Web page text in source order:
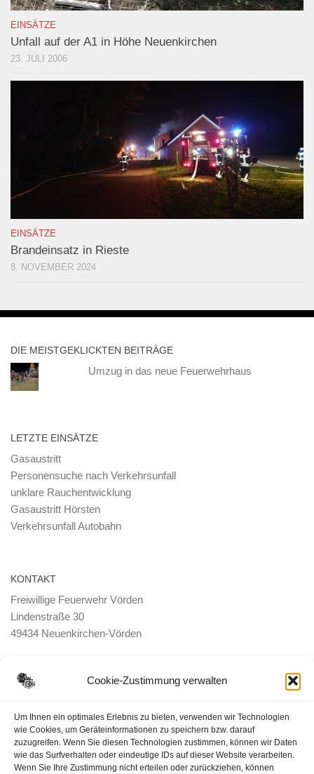
Cookie-Zustimmung verwalten
Um Ihnen ein optimales Erlebnis zu bieten, verwenden wir Technologien
wie Cookies, um Geräteinformationen zu speichern bzw. darauf
zuzugreifen. Wenn Sie diesen Technologien zustimmen, können wir Daten
wie das Surfverhalten oder eindeutige IDs auf dieser Website verarbeiten.
Wenn Sie Ihre Zustimmung nicht erteilen oder zurückziehen, können
EINSÄTZE
Unfall auf der A1 in Höhe Neuenkirchen
23. JULI 2006
EINSÄTZE
Brandeinsatz in Rieste
8. NOVEMBER 2024
DIE MEISTGEKLICKTEN BEITRÄGE
Umzug in das neue Feuerwehrhaus
LETZTE EINSÄTZE
Gasaustritt
Personensuche nach Verkehrsunfall
unklare Rauchentwicklung
Gasaustritt Hörsten
Verkehrsunfall Autobahn
KONTAKT
Freiwillige Feuerwehr Vörden
Lindenstraße 30
49434 Neuenkirchen-Vörden
Datenschutzerklärung
Impressum